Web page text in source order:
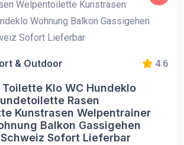
& Outdoor 4.6
Toilette Klo WC Hundeklo
Rasen
Kunstrasen Welpentrainer
Balkon Gassigehen
Sofort Lieferbar